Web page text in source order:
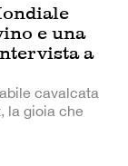
e una
a
cavalcata
la gioia che